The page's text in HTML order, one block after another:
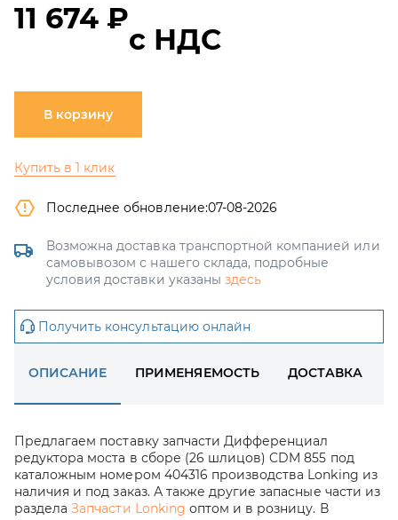
11 674 ₽
с НДС
В корзину
Купить в 1 клик
Последнее обновление:07-08-2026
Возможна доставка транспортной компанией или
самовывозом с нашего склада, подробные
условия доставки указаны здесь
Получить консультацию онлайн
ОПИСАНИЕ ПРИМЕНЯЕМОСТЬ ДОСТАВКА
Предлагаем поставку запчасти Дифференциал
редуктора моста в сборе (26 шлицов) CDM 855 под
каталожным номером 404316 производства Lonking из
наличия и под заказ. А также другие запасные части из
разделаЗапчасти Lonking оптом и в розницу. В